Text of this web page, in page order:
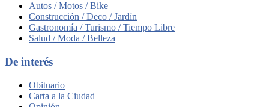
Autos / Motos / Bike
Construcción / Deco / Jardín
Gastronomía / Turismo / Tiempo Libre
Salud / Moda / Belleza
De interés
Obituario
Carta a la Ciudad